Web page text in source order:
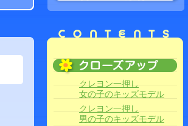
クレヨン一押し
女の子のキッズモデル
クレヨン一押し
男の子のキッズモデル